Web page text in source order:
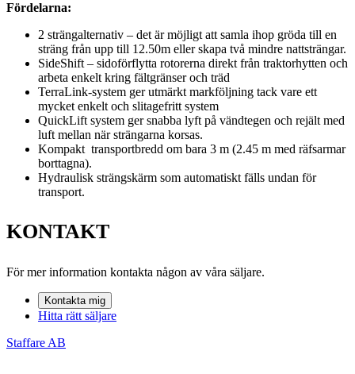
Fördelarna:
2 strängalternativ – det är möjligt att samla ihop gröda till en
sträng från upp till 12.50m eller skapa två mindre nattsträngar.
SideShift – sidoförflytta rotorerna direkt från traktorhytten och
arbeta enkelt kring fältgränser och träd
TerraLink-system ger utmärkt markföljning tack vare ett
mycket enkelt och slitagefritt system
QuickLift system ger snabba lyft på vändtegen och rejält med
luft mellan när strängarna korsas.
Kompakt transportbredd om bara 3 m (2.45 m med räfsarmar
borttagna).
Hydraulisk strängskärm som automatiskt fälls undan för
transport.
KONTAKT
För mer information kontakta någon av våra säljare.
Kontakta mig
Hitta rätt säljare
Staffare AB